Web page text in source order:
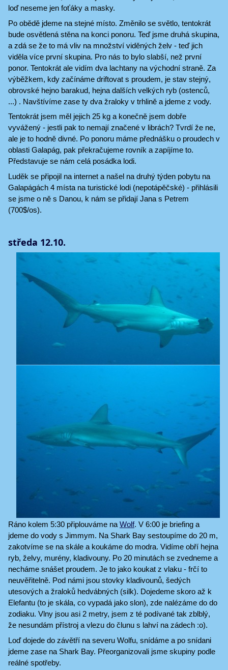
loď neseme jen foťáky a masky.
Po obědě jdeme na stejné místo. Změnilo se světlo, tentokrát
bude osvětlená stěna na konci ponoru. Teď jsme druhá skupina,
a zdá se že to má vliv na množství viděných želv - teď jich
viděla více první skupina. Pro nás to bylo slabší, než první
ponor. Tentokrát ale vidím dva lachtany na východní straně. Za
výběžkem, kdy začínáme driftovat s proudem, je stav stejný,
obrovské hejno barakud, hejna dalších velkých ryb (ostenců,
...) . Navštívíme zase ty dva žraloky v trhlině a jdeme z vody.
Tentokrát jsem měl jejich 25 kg a konečně jsem dobře
vyvážený - jestli pak to nemají značené v librách? Tvrdí že ne,
ale je to hodně divné. Po ponoru máme přednášku o proudech v
oblasti Galapág, pak překračujeme rovník a zapíjíme to.
Představuje se nám celá posádka lodi.
Luděk se připojil na internet a našel na druhý týden pobytu na
Galapágách 4 místa na turistické lodi (nepotápěčské) - přihlásili
se jsme o ně s Danou, k nám se přidají Jana s Petrem
(700$/os).
středa 12.10.
Ráno kolem 5:30 připlouváme na Wolf. V 6:00 je briefing a
jdeme do vody s Jimmym. Na Shark Bay sestoupíme do 20 m,
zakotvíme se na skále a koukáme do modra. Vidíme obří hejna
ryb, želvy, murény, kladivouny. Po 20 minutách se zvedneme a
necháme snášet proudem. Je to jako koukat z vlaku - frčí to
neuvěřitelně. Pod námi jsou stovky kladivounů, šedých
utesových a žraloků hedvábných (silk). Dojedeme skoro až k
Elefantu (to je skála, co vypadá jako slon), zde nalézáme do do
zodiaku. Vlny jsou asi 2 metry, jsem z té podívané tak zblblý,
že nesundám přístroj a vlezu do člunu s lahví na zádech :o).
Loď dojede do závětří na severu Wolfu, snídáme a po snídani
jdeme zase na Shark Bay. Přeorganizovali jsme skupiny podle
reálné spotřeby.